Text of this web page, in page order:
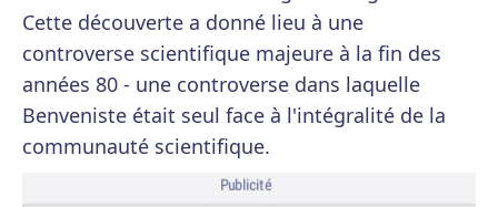
Cette découverte a donné lieu à une
controverse scientifique majeure à la fin des
années 80 - une controverse dans laquelle
Benveniste était seul face à l'intégralité de la
communauté scientifique.
Publicité